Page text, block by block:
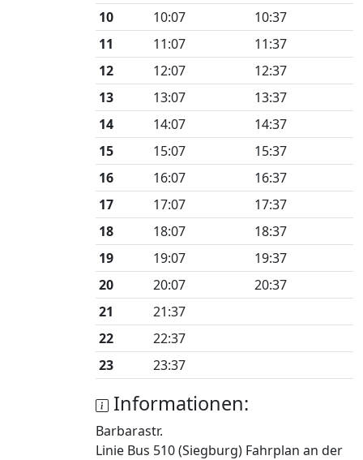
10
10:07
10:37
11
11:07
11:37
12
12:07
12:37
13
13:07
13:37
14
14:07
14:37
15
15:07
15:37
16
16:07
16:37
17
17:07
17:37
18
18:07
18:37
19
19:07
19:37
20
20:07
20:37
21
21:37
22
22:37
23
23:37
Informationen:
Barbarastr.
Linie Bus 510 (Siegburg) Fahrplan an der